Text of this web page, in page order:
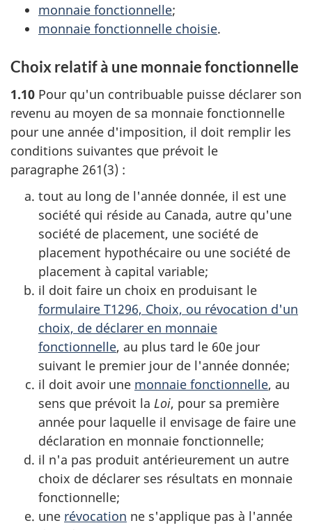
monnaie fonctionnelle;
monnaie fonctionnelle choisie.
Choix relatif à une monnaie fonctionnelle
1.10 Pour qu'un contribuable puisse déclarer son
revenu au moyen de sa monnaie fonctionnelle
pour une année d'imposition, il doit remplir les
conditions suivantes que prévoit le
paragraphe 261(3) :
tout au long de l'année donnée, il est une
société qui réside au Canada, autre qu'une
société de placement, une société de
placement hypothécaire ou une société de
placement à capital variable;
il doit faire un choix en produisant le
formulaire T1296, Choix, ou révocation d'un
choix, de déclarer en monnaie
fonctionnelle, au plus tard le 60e jour
suivant le premier jour de l'année donnée;
il doit avoir une monnaie fonctionnelle, au
sens que prévoit la Loi, pour sa première
année pour laquelle il envisage de faire une
déclaration en monnaie fonctionnelle;
il n'a pas produit antérieurement un autre
choix de déclarer ses résultats en monnaie
fonctionnelle;
une révocation ne s'applique pas à l'année